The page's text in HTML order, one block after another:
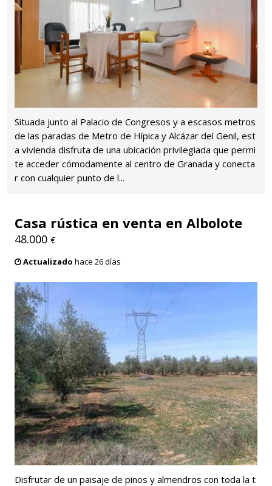
Situada junto al Palacio de Congresos y a escasos metros
de las paradas de Metro de Hípica y Alcázar del Genil, est
a vivienda disfruta de una ubicación privilegiada que permi
te acceder cómodamente al centro de Granada y conecta
r con cualquier punto de l...
Casa rústica en venta en Albolote
48.000 €
Actualizado hace 26 días
Disfrutar de un paisaje de pinos y almendros con toda la t